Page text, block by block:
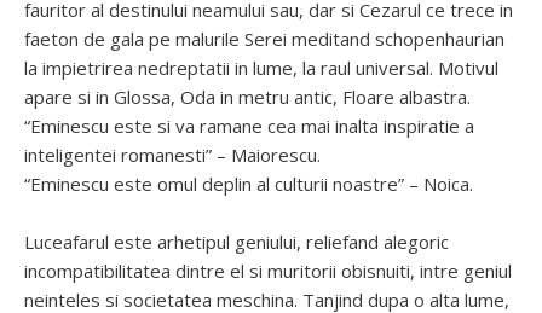
fauritor al destinului neamului sau, dar si Cezarul ce trece in
faeton de gala pe malurile Serei meditand schopenhaurian
la impietrirea nedreptatii in lume, la raul universal. Motivul
apare si in Glossa, Oda in metru antic, Floare albastra.
“Eminescu este si va ramane cea mai inalta inspiratie a
inteligentei romanesti” – Maiorescu.
“Eminescu este omul deplin al culturii noastre” – Noica.
Luceafarul este arhetipul geniului, reliefand alegoric
incompatibilitatea dintre el si muritorii obisnuiti, intre geniul
neinteles si societatea meschina. Tanjind dupa o alta lume,